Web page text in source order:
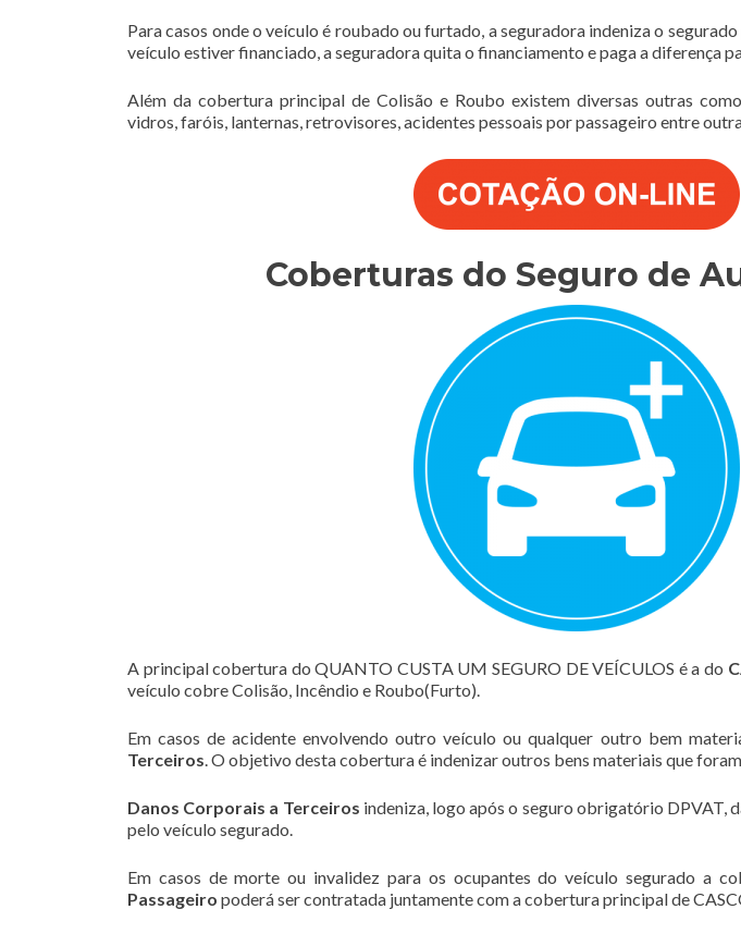
Para casos onde o veículo é roubado ou furtado, a seguradora indeniza o
veículo estiver financiado, a seguradora quita o financiamento e paga a diferença
Além da cobertura principal de Colisão e Roubo existem diversas outras
vidros, faróis, lanternas, retrovisores, acidentes pessoais por passageiro entre
Coberturas do Seguro de
A principal cobertura do QUANTO CUSTA UM SEGURO DE VEÍCULOS é a do
veículo cobre Colisão, Incêndio e Roubo(Furto).
Em casos de acidente envolvendo outro veículo ou qualquer outro bem
Terceiros . O objetivo desta cobertura é indenizar outros bens materiais que
Danos Corporais a Terceiros indeniza, logo após o seguro obrigatório DPVAT,
pelo veículo segurado.
Em casos de morte ou invalidez para os ocupantes do veículo segurado a
Passageiro poderá ser contratada juntamente com a cobertura principal de